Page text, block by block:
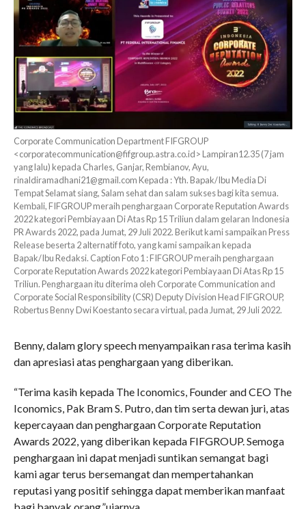
Corporate Communication Department FIFGROUP
<corporatecommunication@fifgroup.astra.co.id> Lampiran12.35 (7 jam
yang lalu) kepada Charles, Ganjar, Rembianov, Ayu,
rinaldiramadhani21@gmail.com Kepada : Yth. Bapak/Ibu Media Di
Tempat Selamat siang, Salam sehat dan salam sukses bagi kita semua.
Kembali, FIFGROUP meraih penghargaan Corporate Reputation Awards
2022 kategori Pembiayaan Di Atas Rp 15 Triliun dalam gelaran Indonesia
PR Awards 2022, pada Jumat, 29 Juli 2022. Berikut kami sampaikan Press
Release beserta 2 alternatif foto, yang kami sampaikan kepada
Bapak/Ibu Redaksi. Caption Foto 1 : FIFGROUP meraih penghargaan
Corporate Reputation Awards 2022 kategori Pembiayaan Di Atas Rp 15
Triliun. Penghargaan itu diterima oleh Corporate Communication and
Corporate Social Responsibility (CSR) Deputy Division Head FIFGROUP,
Robertus Benny Dwi Koestanto secara virtual, pada Jumat, 29 Juli 2022.
Benny, dalam glory speech menyampaikan rasa terima kasih
dan apresiasi atas penghargaan yang diberikan.
“Terima kasih kepada The Iconomics, Founder and CEO The
Iconomics, Pak Bram S. Putro, dan tim serta dewan juri, atas
kepercayaan dan penghargaan Corporate Reputation
Awards 2022, yang diberikan kepada FIFGROUP. Semoga
penghargaan ini dapat menjadi suntikan semangat bagi
kami agar terus bersemangat dan mempertahankan
reputasi yang positif sehingga dapat memberikan manfaat